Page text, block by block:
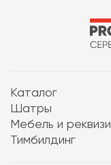
Каталог
Шатры
Мебель и
Тимбилдинг